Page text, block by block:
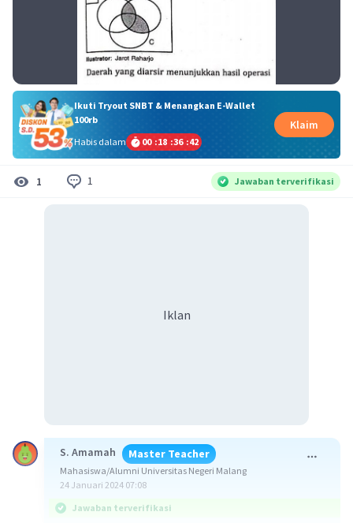
Ikuti Tryout SNBT & Menangkan E-Wallet
100rb
Habis dalam
00 :18 :36 :42
Klaim
1 1 Jawaban terverifikasi
Iklan
S. Amamah Master Teacher
Mahasiswa/Alumni Universitas Negeri Malang
24 Januari 2024 07:08
Jawaban terverifikasi